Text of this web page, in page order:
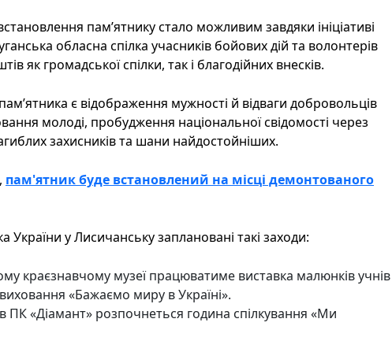
пам’ятнику стало можливим завдяки ініціативі
обласна спілка учасників бойових дій та волонтерів
як громадської спілки, так і благодійних внесків.
є відображення мужності й відваги добровольців
молоді, пробудження національної свідомості через
захисників та шани найдостойніших.
пам'ятник буде встановлений на місці демонтованого
України у Лисичанську заплановані такі заходи:
краєзнавчому музеї працюватиме виставка малюнків учнів
«Бажаємо миру в Україні».
ПК «Діамант» розпочнеться година спілкування «Ми